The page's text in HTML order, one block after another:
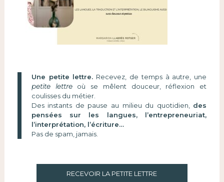
Une petite lettre. Recevez, de temps à autre, une
petite lettreoù se mêlent douceur, réflexion et
coulisses du métier.
Des instants de pause au milieu du quotidien, des
pensées sur les langues, l’entrepreneuriat,
l’interprétation, l’écriture…
Pas de spam, jamais.
RECEVOIR LA PETITE LETTRE